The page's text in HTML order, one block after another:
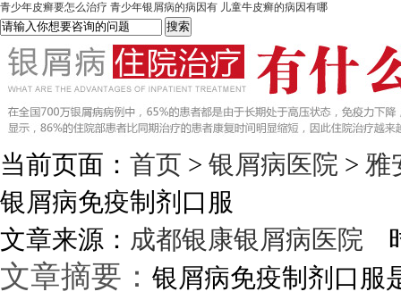
青少年皮癣要怎么治疗 青少年银屑病的病因有 儿童牛皮癣的病因有哪
当前页面： 首页 > 银屑病医院 > 雅
银屑病免疫制剂口服
文章来源： 成都银康银屑病医院
文章摘要： 银屑病免疫制剂口服